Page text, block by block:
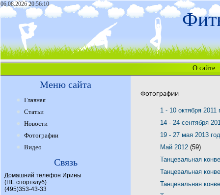
06.08.2026 20:56:10
О сайте
Меню сайта
Главная
Статьи
Новости
Фотографии
Видео
Связь
Домашний телефон Ирины
(НЕ спортклуб)
(495)353-43-33
Фотографии
1 - 10 октября 2011
14 - 24 сентября
19 - 27 мая 2013
Май 2012 (59)
Танцевальная
Танцевальная
Танцевальная